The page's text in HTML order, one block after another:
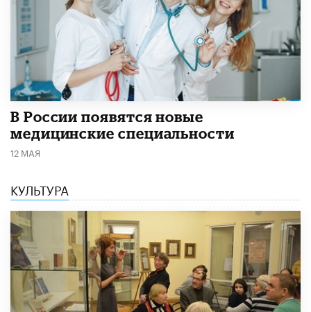
В России появятся новые
медицинские специальности
12 МАЯ
КУЛЬТУРА